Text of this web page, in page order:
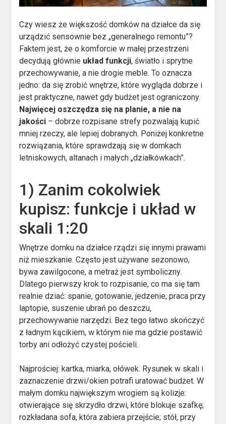
Czy wiesz że większość domków na działce da się
urządzić sensownie bez „generalnego remontu”?
Faktem jest, że o komforcie w małej przestrzeni
decydują głównie układ funkcji, światło i sprytne
przechowywanie, a nie drogie meble. To oznacza
jedno: da się zrobić wnętrze, które wygląda dobrze i
jest praktyczne, nawet gdy budżet jest ograniczony.
Najwięcej oszczędza się na planie, a nie na
jakości – dobrze rozpisane strefy pozwalają kupić
mniej rzeczy, ale lepiej dobranych. Poniżej konkretne
rozwiązania, które sprawdzają się w domkach
letniskowych, altanach i małych „działkówkach”.
1) Zanim cokolwiek
kupisz: funkcje i układ w
skali 1:20
Wnętrze domku na działce rządzi się innymi prawami
niż mieszkanie. Często jest używane sezonowo,
bywa zawilgocone, a metraż jest symboliczny.
Dlatego pierwszy krok to rozpisanie, co ma się tam
realnie dziać: spanie, gotowanie, jedzenie, praca przy
laptopie, suszenie ubrań po deszczu,
przechowywanie narzędzi. Bez tego łatwo skończyć
z ładnym kącikiem, w którym nie ma gdzie postawić
torby ani odłożyć czystej pościeli.
Najprościej: kartka, miarka, ołówek. Rysunek w skali i
zaznaczenie drzwi/okien potrafi uratować budżet. W
małym domku największym wrogiem są kolizje:
otwierające się skrzydło drzwi, które blokuje szafkę;
rozkładana sofa, która zabiera przejście; stół, przy